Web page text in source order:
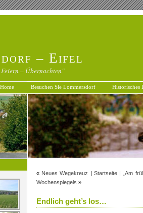
– Eifel
Feiern – Übernachten"
Home Besuchen Sie Lommersdorf Historisches
« Neues Wegekreuz | Startseite|
„Am
Wochenspiegels »
Endlich geht’s los…